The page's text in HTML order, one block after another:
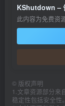
此内容为免费资
© 版权声明
1.文章资源部分来
稳定性包括安全性。